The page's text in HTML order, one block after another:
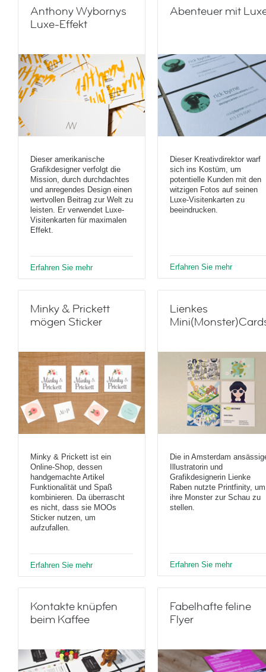
Anthony Wybornys
Luxe-Effekt
Dieser amerikanische
Grafikdesigner verfolgt die
Mission, durch durchdachtes
und anregendes Design einen
wertvollen Beitrag zur Welt zu
leisten. Er verwendet Luxe-
Visitenkarten für maximalen
Effekt.
Erfahren Sie mehr
Abenteuer mit
Dieser Kreativdirektor warf
sich ins Kostüm, um
potentielle Kunden mit den
witzigen Fotos auf seinen
Luxe-Visitenkarten zu
beeindrucken.
Erfahren Sie mehr
Minky & Prickett
mögen Sticker
Minky & Prickett ist ein
Online-Shop, dessen
handgemachte Artikel
Funktionalität und Spaß
kombinieren. Da überrascht
es nicht, dass sie MOOs
Sticker nutzen, um
aufzufallen.
Erfahren Sie mehr
Lienkes
Die in Amsterdam
Illustratorin und
Grafikdesignerin Lienke
Raben nutzte Printfinity, um
ihre Monster zur Schau zu
stellen.
Erfahren Sie mehr
Kontakte knüpfen
beim Kaffee
Fabelhafte feline
Flyer